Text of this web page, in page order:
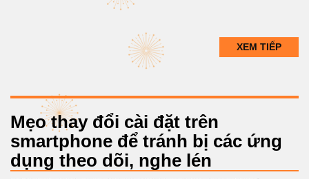
XEM TIẾP
Mẹo thay đổi cài đặt trên
smartphone để tránh bị các ứng
dụng theo dõi, nghe lén